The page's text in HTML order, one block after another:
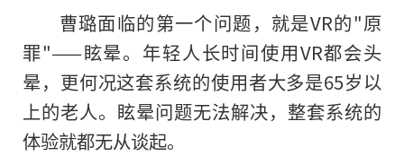
曹璐面临的第一个问题，就是VR的"原
罪"——眩晕。年轻人长时间使用VR都会头
晕，更何况这套系统的使用者大多是65岁以
上的老人。眩晕问题无法解决，整套系统的
体验就都无从谈起。